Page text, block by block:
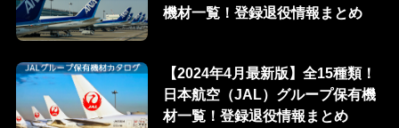
機材一覧！登録退役情報まとめ
【2024年4月最新版】全15種類！
日本航空（JAL）グループ保有機
材一覧！登録退役情報まとめ